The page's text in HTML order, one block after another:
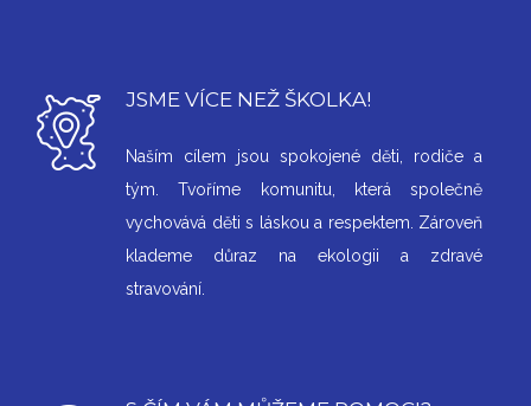
JSME VÍCE NEŽ ŠKOLKA!
Naším cílem jsou spokojené děti, rodiče a
tým. Tvoříme komunitu, která společně
vychovává děti s láskou a respektem. Zároveň
klademe důraz na ekologii a zdravé
stravování.